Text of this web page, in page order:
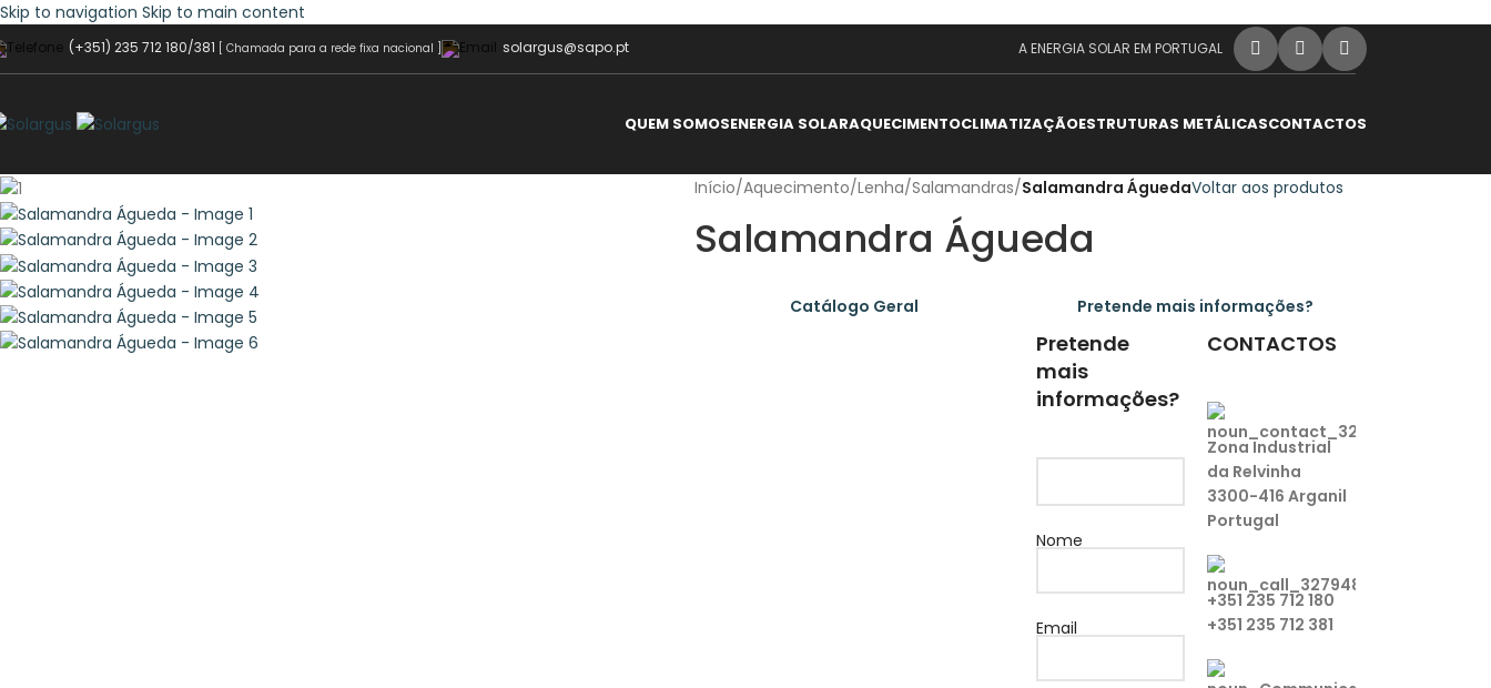
Skip to navigation Skip to main content
(+351) 235 712 180/381 [ Chamada para a rede fixa nacional ] solargus@sapo.pt A ENERGIA SOLAR EM PORTUGAL
QUEM SOMOSENERGIA SOLARAQUECIMENTOCLIMATIZAÇÃOESTRUTURAS METÁLICASCONTACTOS
Início/Aquecimento/Lenha/Salamandras/Salamandra ÁguedaVoltar aos produtos
Salamandra Águeda
Catálogo Geral Pretende mais informações?
Pretende
mais
informações?
Nome
Email
CONTACTOS
Zona Industrial
da Relvinha
3300-416 Arganil
Portugal
+351 235 712 180
+351 235 712 381